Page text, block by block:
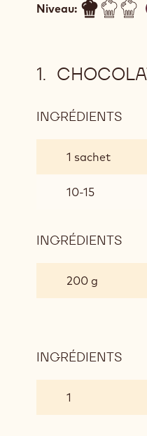
Niveau:
INGRÉDIENTS
1 sachet
10-15
INGRÉDIENTS
200 g
INGRÉDIENTS
1